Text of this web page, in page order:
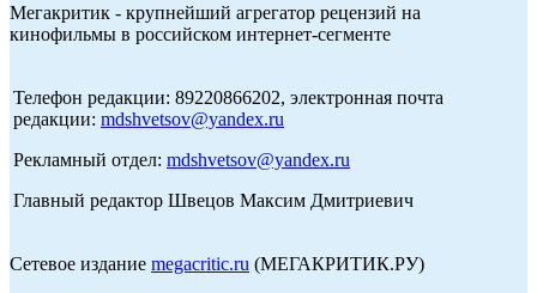
Мегакритик - крупнейший агрегатор рецензий на
кинофильмы в российском интернет-сегменте
Телефон редакции: 89220866202, электронная почта
редакции: mdshvetsov@yandex.ru
Рекламный отдел: mdshvetsov@yandex.ru
Главный редактор Швецов Максим Дмитриевич
Сетевое издание megacritic.ru (МЕГАКРИТИК.РУ)